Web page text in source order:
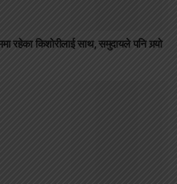
रहेका किशोरीलाई साथ, समुदायले पनि गर्‍यो